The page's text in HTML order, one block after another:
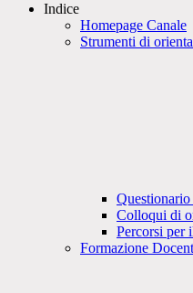
Indice
Homepage Canale
Strumenti di
Colloqui di
Percorsi per
Formazione